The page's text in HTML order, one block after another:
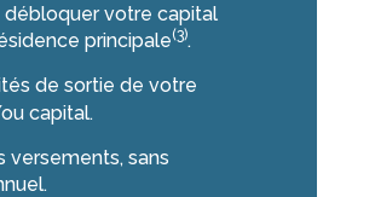
débloquer votre capital
principale(3).
de sortie de votre
capital.
versements, sans